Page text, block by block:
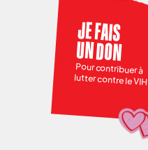
JE FAIS
UN DON
Pour contribuer à
lutter contre le VIH